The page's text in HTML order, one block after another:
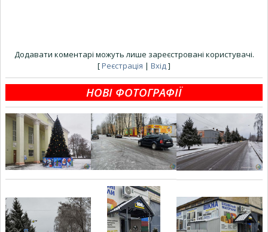
Додавати коментарі можуть лише зареєстровані користувачі.
[Реєстрація | Вхід]
НОВІ ФОТОГРАФІЇ